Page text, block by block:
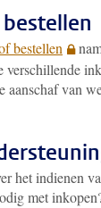
bestellen
verschillende
aanschaf van
het indienen
met